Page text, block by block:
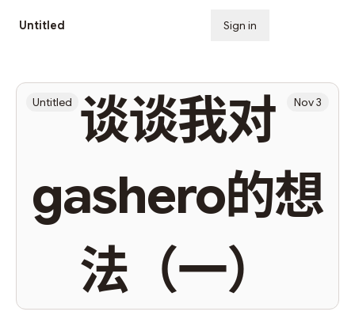
Untitled Sign in
谈谈我对
gashero的想
法（一）
Untitled Nov 3